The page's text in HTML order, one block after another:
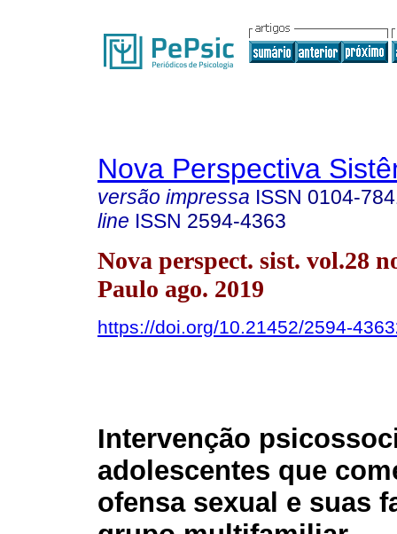
Nova Perspectiva
versão impressa ISSN 0104-
line ISSN 2594-4363
Nova perspect. sist. vol.28
Paulo ago. 2019
https://doi.org/10.21452/2594-
Intervenção
adolescentes que
ofensa sexual e suas